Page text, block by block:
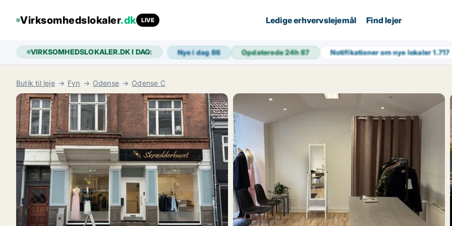
Virksomhedslokaler.dk LIVE Ledige erhvervslejemål Find lejer
VIRKSOMHEDSLOKALER.DK I DAG: Nye i dag86 Opdaterede 24h87 Notifikationer om nye lokaler1.717
Butik til leje Fyn Odense Odense C